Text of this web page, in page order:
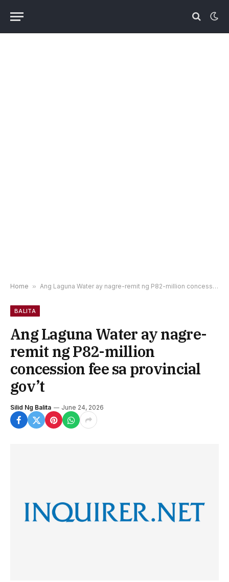
Home » Ang Laguna Water ay nagre-remit ng P82-million concession fee sa provincial gov’t
BALITA
Ang Laguna Water ay nagre-
remit ng P82-million
concession fee sa provincial
gov’t
Silid Ng Balita June 24, 2026